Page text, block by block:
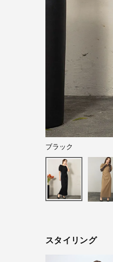
ブラック
スタイリング